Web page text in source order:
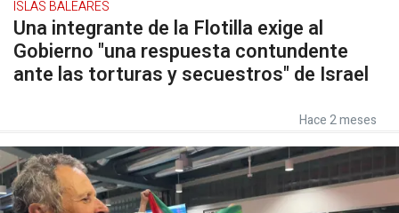
ISLAS BALEARES
Una integrante de la Flotilla exige al
Gobierno "una respuesta contundente
ante las torturas y secuestros" de Israel
Hace 2 meses